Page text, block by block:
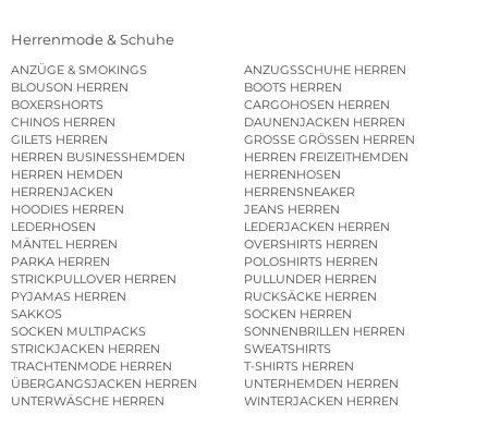
Herrenmode & Schuhe
ANZÜGE & SMOKINGS
ANZUGSSCHUHE HERREN
BLOUSON HERREN
BOOTS HERREN
BOXERSHORTS
CARGOHOSEN HERREN
CHINOS HERREN
DAUNENJACKEN HERREN
GILETS HERREN
GROSSE GRÖSSEN HERREN
HERREN BUSINESSHEMDEN
HERREN FREIZEITHEMDEN
HERREN HEMDEN
HERRENHOSEN
HERRENJACKEN
HERRENSNEAKER
HOODIES HERREN
JEANS HERREN
LEDERHOSEN
LEDERJACKEN HERREN
MÄNTEL HERREN
OVERSHIRTS HERREN
PARKA HERREN
POLOSHIRTS HERREN
STRICKPULLOVER HERREN
PULLUNDER HERREN
PYJAMAS HERREN
RUCKSÄCKE HERREN
SAKKOS
SOCKEN HERREN
SOCKEN MULTIPACKS
SONNENBRILLEN HERREN
STRICKJACKEN HERREN
SWEATSHIRTS
TRACHTENMODE HERREN
T-SHIRTS HERREN
ÜBERGANGSJACKEN HERREN
UNTERHEMDEN HERREN
UNTERWÄSCHE HERREN
WINTERJACKEN HERREN